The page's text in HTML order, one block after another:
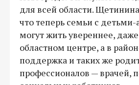
для всей области.
что теперь семьи с детьми-
могут жить увереннее,
областном центре, а в
поддержка и таких же
профессионалов — врачей,